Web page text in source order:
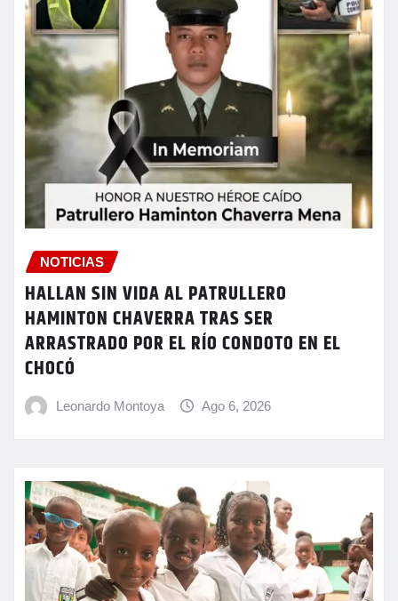
NOTICIAS
HALLAN SIN VIDA AL PATRULLERO
HAMINTON CHAVERRA TRAS SER
ARRASTRADO POR EL RÍO CONDOTO EN EL
CHOCÓ
Leonardo Montoya Ago 6, 2026